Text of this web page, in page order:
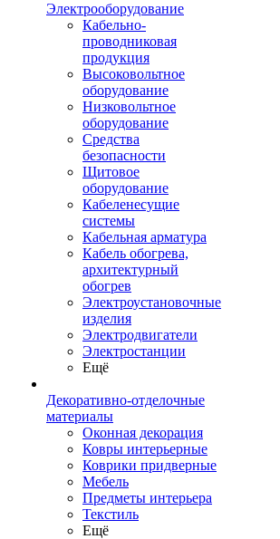
Электрооборудование
Кабельно-
проводниковая
продукция
Высоковольтное
оборудование
Низковольтное
оборудование
Средства
безопасности
Щитовое
оборудование
Кабеленесущие
системы
Кабельная арматура
Кабель обогрева,
архитектурный
обогрев
Электроустановочные
изделия
Электродвигатели
Электростанции
Ещё
Декоративно-отделочные
материалы
Оконная декорация
Ковры интерьерные
Коврики придверные
Мебель
Предметы интерьера
Текстиль
Ещё